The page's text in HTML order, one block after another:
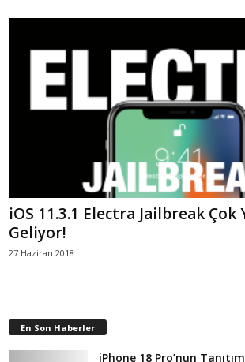
iOS 11.3.1 Electra Jailbreak Çok
Geliyor!
27 Haziran 2018
En Son Haberler
iPhone 18 Pro’nun